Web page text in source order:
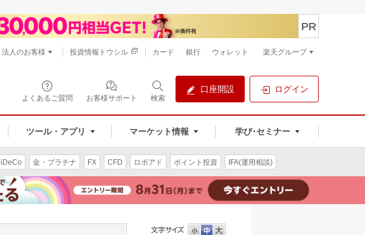
よくあるご質問 お客様サポート 検索
口座開設 ログイン
ツール・アプリ マーケット情報 学び･セミナー
PR
法人のお客様 投資情報トウシル カード 銀行 ウォレット 楽天グループ
iDeCo 金・プラチナ FX CFD ロボアド ポイント投資 IFA(運用相談)